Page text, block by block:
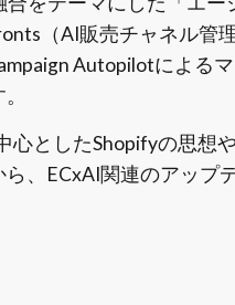
（AI販売チャネル管
Autopilotによる
心としたShopifyの思想
、ECxAI関連のアップ